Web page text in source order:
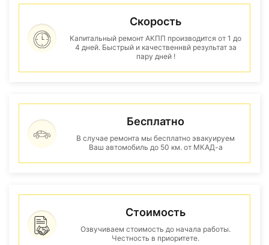
Скорость
Капитальный ремонт АКПП производится от 1 до
4 дней. Быстрый и качественнвй результат за
пару дней !
Бесплатно
В случае ремонта мы бесплатно эвакуируем
Ваш автомобиль до 50 км. от МКАД-а
Стоимость
Озвучиваем стоимость до начала работы.
Честность в приоритете.